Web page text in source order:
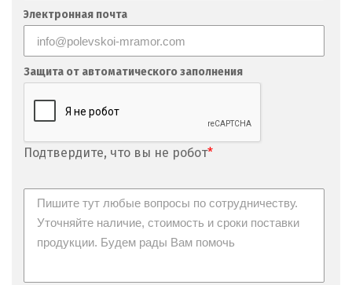
Нижний Новгород
Нижний Тагил
Новгород
Новокоалиновый
Новороссийск
Новосибирск
Электронная почта
Защита от автоматического заполнения
Подтвердите, что вы не робот*